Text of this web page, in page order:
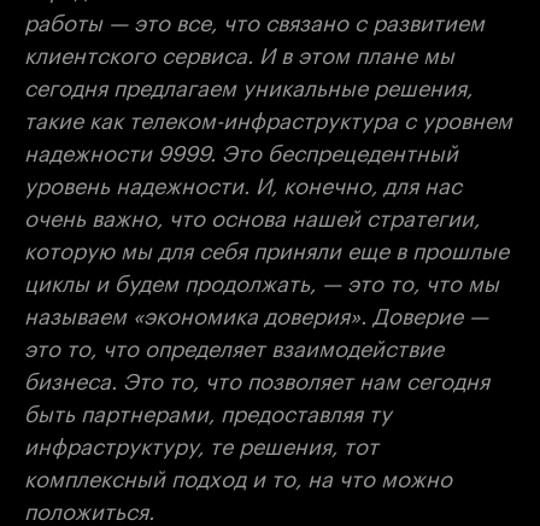
работы — это все, что связано с развитием
клиентского сервиса. И в этом плане мы
сегодня предлагаем уникальные решения,
такие как телеком-инфраструктура с уровнем
надежности 9999. Это беспрецедентный
уровень надежности. И, конечно, для нас
очень важно, что основа нашей стратегии,
которую мы для себя приняли еще в прошлые
циклы и будем продолжать, — это то, что мы
называем «экономика доверия». Доверие —
это то, что определяет взаимодействие
бизнеса. Это то, что позволяет нам сегодня
быть партнерами, предоставляя ту
инфраструктуру, те решения, тот
комплексный подход и то, на что можно
положиться.